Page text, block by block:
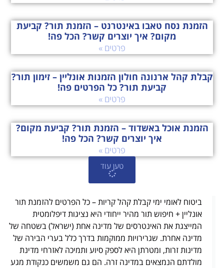
הזמנת נסח טאבו באינטרנט – הזמנת תור? קביעת
מקום? איך יוצרים קשר? הכל פה!
פרטים »
קבלת קהל ארנונה חולון הזמנות אונליין – זימון תור?
קביעת תור? כל הפרטים פה!
פרטים »
הזמנת אוכל באשדוד – הזמנת תור? קביעת מקום?
איך יוצרים קשר? הכל פה!
פרטים »
טען עוד
ביטוח לאומי ימי קבלת קהל קריות – כל הפרטים להזמנת תור
אונליין + חיפוש תור מהיר ייחודי היא נציגות דיפלומטית
המייצגת את האינטרסים של מדינה אחת (ישראל) בשטחה של
מדינה אחרת. שגרירויות ממוקמות בדרך כלל בערי הבירה של
מדינות זרות, ומטרתן היא לספק סיוע ותמיכה לאזרחי מדינת
מולדתם הנמצאים במדינה זרה. הם גם משמשים כנקודת מגע